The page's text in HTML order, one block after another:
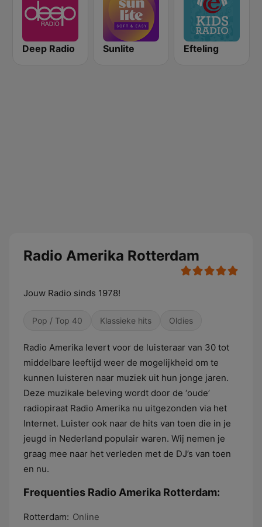
Deep Radio Sunlite Efteling
Radio Amerika Rotterdam
Jouw Radio sinds 1978!
Pop / Top 40 Klassieke hits Oldies
Radio Amerika levert voor de luisteraar van 30 tot
middelbare leeftijd weer de mogelijkheid om te
kunnen luisteren naar muziek uit hun jonge jaren.
Deze muzikale beleving wordt door de ‘oude’
radiopiraat Radio Amerika nu uitgezonden via het
Internet. Luister ook naar de hits van toen die in je
jeugd in Nederland populair waren. Wij nemen je
graag mee naar het verleden met de DJ’s van toen
en nu.
Frequenties Radio Amerika Rotterdam:
Rotterdam: Online